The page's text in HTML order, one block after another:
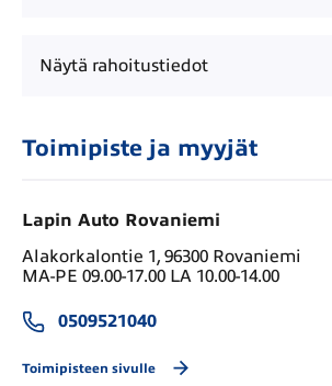
Näytä rahoitustiedot
Toimipiste ja myyjät
Lapin Auto Rovaniemi
Alakorkalontie 1, 96300 Rovaniemi
MA-PE 09.00-17.00 LA 10.00-14.00
0509521040
Toimipisteen sivulle